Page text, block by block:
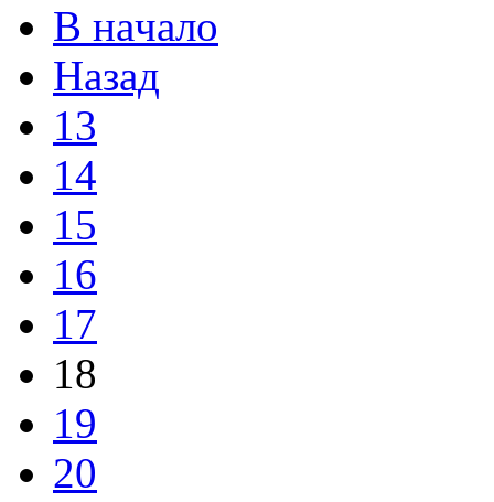
В начало
Назад
13
14
15
16
17
18
19
20